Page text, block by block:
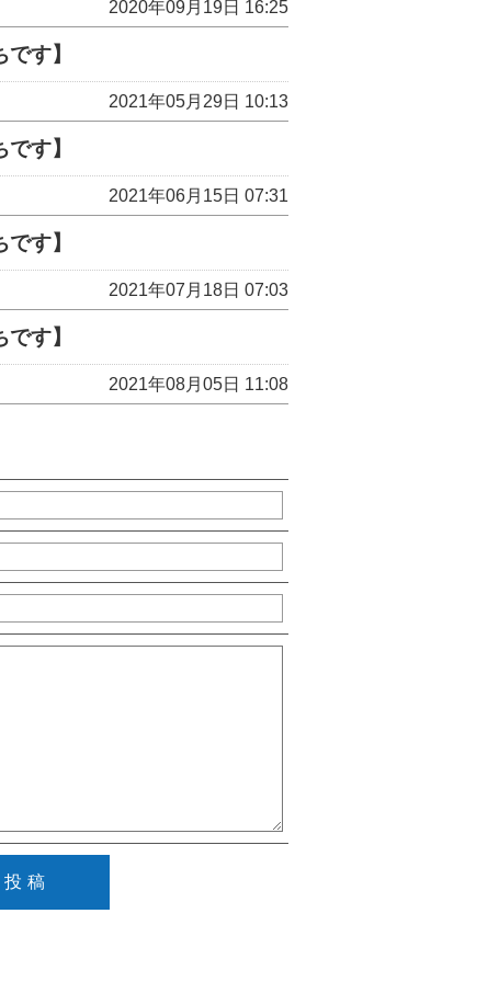
2020年09月19日 16:25
す】
2021年05月29日 10:13
す】
2021年06月15日 07:31
す】
2021年07月18日 07:03
す】
2021年08月05日 11:08